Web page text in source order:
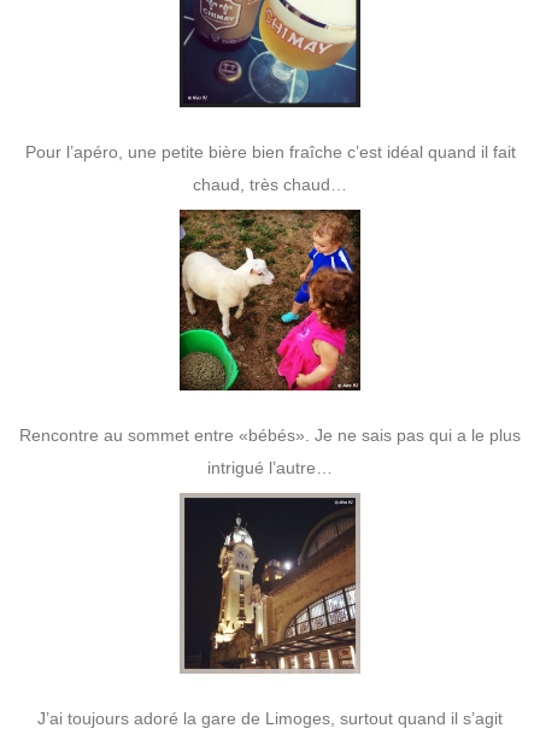
Pour l’apéro, une petite bière bien fraîche c’est idéal quand il fait
chaud, très chaud…
Rencontre au sommet entre «bébés». Je ne sais pas qui a le plus
intrigué l’autre…
J’ai toujours adoré la gare de Limoges, surtout quand il s’agit